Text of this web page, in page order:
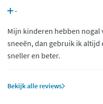
-
Mijn kinderen hebben nogal
sneeën, dan gebruik ik
sneller en beter.
Bekijk alle reviews